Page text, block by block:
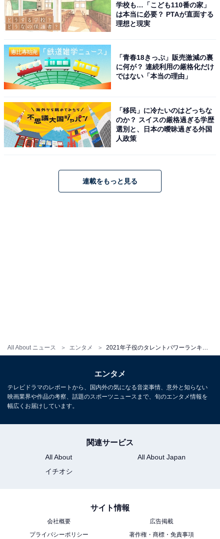
All About ニュース エンタメ
＞次ページ：5位までのランキング結果
【おすすめ記事】
・
2021年子役のタレントパワーランキング【女の子編】！
2位「新井美羽」、1位は？
「モデルさんみたい」つるの剛士が三女と次男のおそろ
いコーデ写真を披露「かわいすぎる」
・
理想の有名人夫婦ランキング！ 3位「杉浦太陽＆辻希
学校も…「こども110番の家」
は本当に必要？ PTAが直面する
理想と現実
「青春18きっぷ」販売激減の裏
に何が？ 連続利用の厳格化だけ
ではない「本当の理由」
「移民」に冷たいのはどっちな
のか？ スイスの厳格過ぎる学歴
選別と、日本の曖昧過ぎる外国
人政策
連載をもっと見る
エンタメ
テレビドラマのレポートから、国内外の気になる音楽事情、意外と知らない
映画業界や作品の考察、話題のスポーツニュースまで、旬のエンタメ情報を
幅広くお届けしています。
関連サービス
All About
All About Japan
イチオシ
サイト情報
会社概要
広告掲載
プライバシーポリシー
著作権・商標・免責事項